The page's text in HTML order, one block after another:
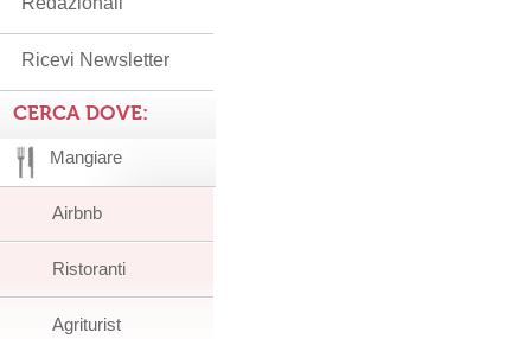
Ricevi Newsletter
CERCA DOVE:
Mangiare
Airbnb
Ristoranti
Agriturist